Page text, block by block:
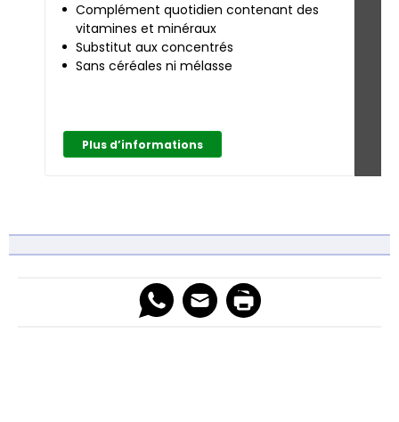
Complément quotidien contenant des
vitamines et minéraux
Substitut aux concentrés
Sans céréales ni mélasse
Plus d’informations